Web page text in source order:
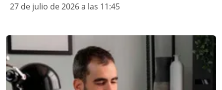
27 de julio de 2026 a las 11:45